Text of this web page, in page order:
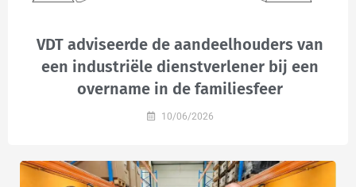
VDT adviseerde de aandeelhouders van
een industriële dienstverlener bij een
overname in de familiesfeer
10/06/2026